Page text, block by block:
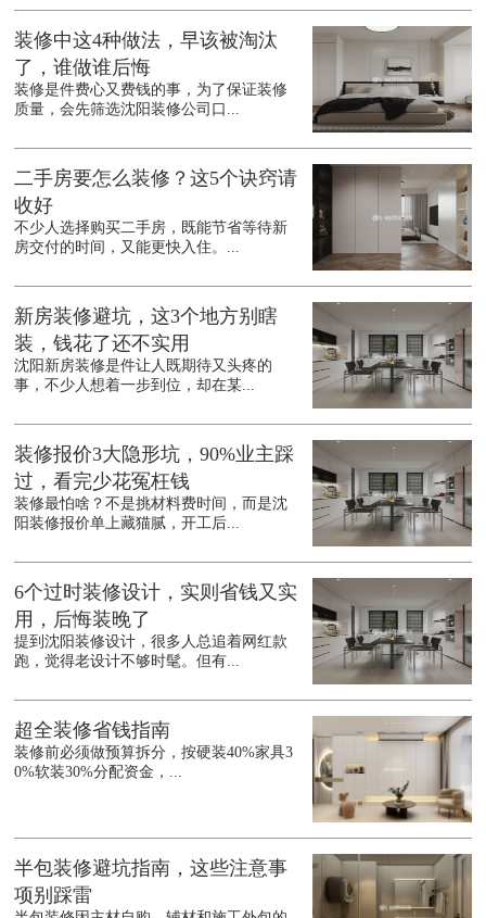
装修中这4种做法，早该被淘汰
了，谁做谁后悔
装修是件费心又费钱的事，为了保证装修
质量，会先筛选沈阳装修公司口...
二手房要怎么装修？这5个诀窍请
收好
不少人选择购买二手房，既能节省等待新
房交付的时间，又能更快入住。...
新房装修避坑，这3个地方别瞎
装，钱花了还不实用
沈阳新房装修是件让人既期待又头疼的
事，不少人想着一步到位，却在某...
装修报价3大隐形坑，90%业主踩
过，看完少花冤枉钱
装修最怕啥？不是挑材料费时间，而是沈
阳装修报价单上藏猫腻，开工后...
6个过时装修设计，实则省钱又实
用，后悔装晚了
提到沈阳装修设计，很多人总追着网红款
跑，觉得老设计不够时髦。但有...
超全装修省钱指南
装修前必须做预算拆分，按硬装40%家具3
0%软装30%分配资金，...
半包装修避坑指南，这些注意事
项别踩雷